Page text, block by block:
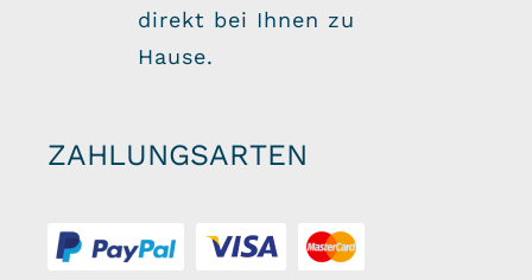
direkt bei Ihnen zu
Hause.
ZAHLUNGSARTEN